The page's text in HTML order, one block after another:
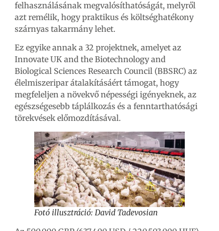
felhasználásának megvalósíthatóságát, melyről
azt remélik, hogy praktikus és költséghatékony
szárnyas takarmány lehet.
Ez egyike annak a 32 projektnek, amelyet az
Innovate UK and the Biotechnology and
Biological Sciences Research Council (BBSRC) az
élelmiszeripar átalakításáért támogat, hogy
megfeleljen a növekvő népességi igényeknek, az
egészségesebb táplálkozás és a fenntarthatósági
törekvések előmozdításával.
Fotó illusztráció: David Tadevosian